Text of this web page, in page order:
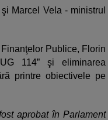
Marcel Vela - ministrul
Publice, Florin
114” şi eliminarea
printre obiectivele pe
aprobat în Parlament